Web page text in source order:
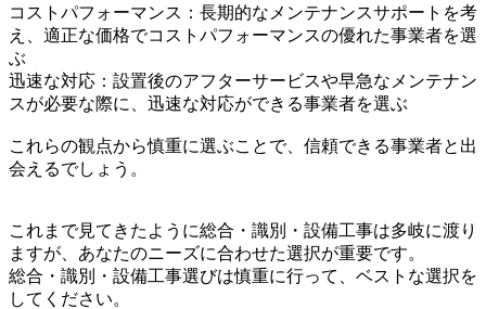
コストパフォーマンス：長期的なメンテナンスサポートを考
え、適正な価格でコストパフォーマンスの優れた事業者を選
ぶ
迅速な対応：設置後のアフターサービスや早急なメンテナン
スが必要な際に、迅速な対応ができる事業者を選ぶ
これらの観点から慎重に選ぶことで、信頼できる事業者と出
会えるでしょう。
これまで見てきたように総合・識別・設備工事は多岐に渡り
ますが、あなたのニーズに合わせた選択が重要です。
総合・識別・設備工事選びは慎重に行って、ベストな選択を
してください。